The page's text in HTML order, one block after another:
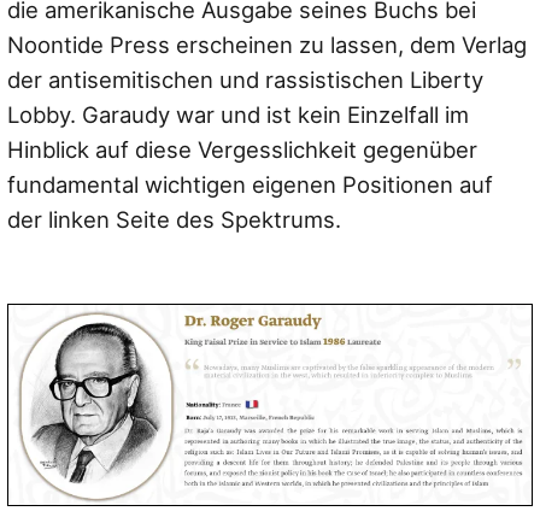
die amerikanische Ausgabe seines Buchs bei
Noontide Press erscheinen zu lassen, dem Verlag
der antisemitischen und rassistischen Liberty
Lobby. Garaudy war und ist kein Einzelfall im
Hinblick auf diese Vergesslichkeit gegenüber
fundamental wichtigen eigenen Positionen auf
der linken Seite des Spektrums.